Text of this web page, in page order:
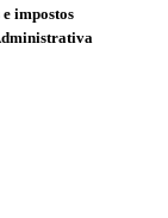
impostos